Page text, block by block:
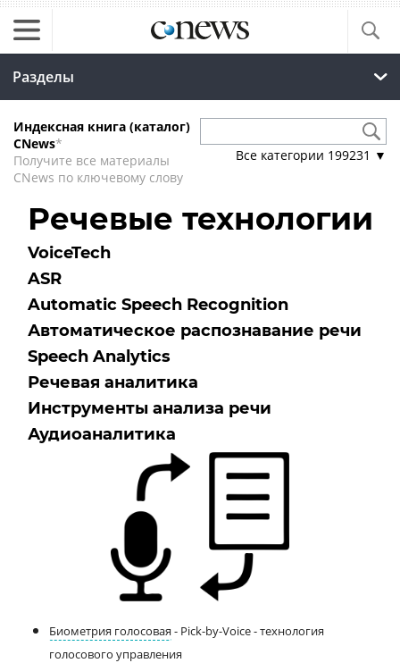
Разделы
Индексная книга (каталог)
CNews*
Получите все материалы
CNews по ключевому слову
Все категории 199231 ▼
Речевые технологии
VoiceTech
ASR
Automatic Speech Recognition
Автоматическое распознавание речи
Speech Analytics
Речевая аналитика
Инструменты анализа речи
Аудиоаналитика
Биометрия голосовая - Pick-by-Voice - технология
голосового управления